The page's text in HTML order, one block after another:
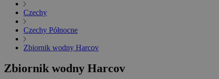
Czechy
Czechy Północne
Zbiornik wodny Harcov
Zbiornik wodny Harcov